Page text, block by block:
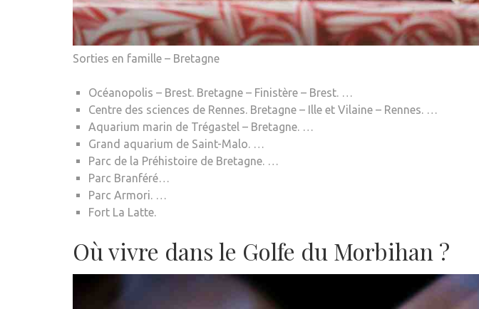
Sorties en famille – Bretagne
Océanopolis – Brest. Bretagne – Finistère – Brest. …
Centre des sciences de Rennes. Bretagne – Ille et Vilaine – Rennes. …
Aquarium marin de Trégastel – Bretagne. …
Grand aquarium de Saint-Malo. …
Parc de la Préhistoire de Bretagne. …
Parc Branféré…
Parc Armori. …
Fort La Latte.
Où vivre dans le Golfe du Morbihan ?